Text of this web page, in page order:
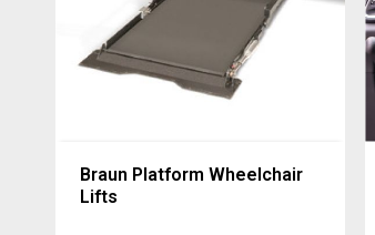
Braun Platform Wheelchair
Lifts